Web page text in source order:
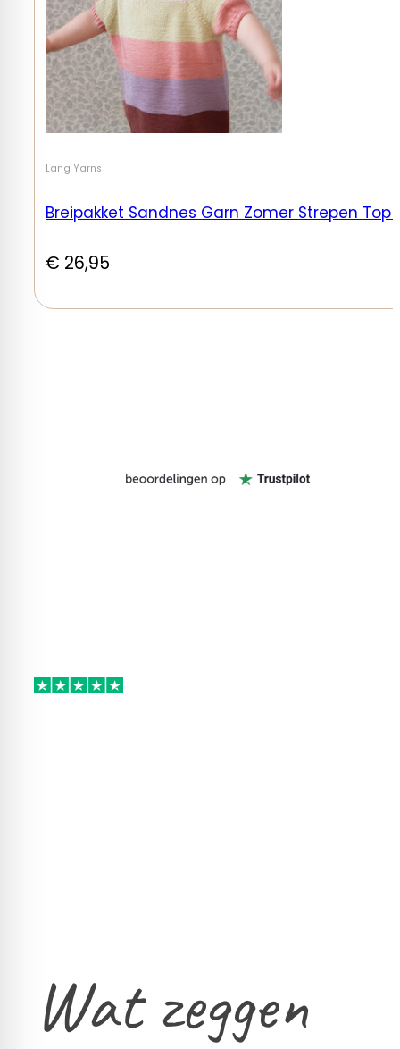
Lang Yarns
Breipakket Sandnes Garn Zomer Strepen
€ 26,95
Wat zeggen